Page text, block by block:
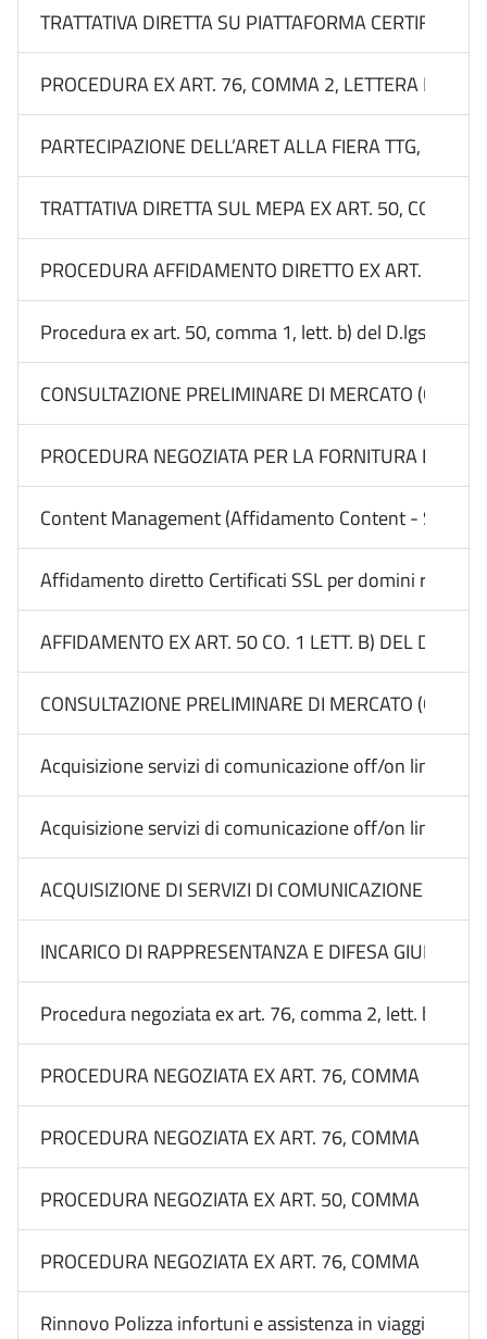
TRATTATIVA DIRETTA SU PIATTAFORMA
PROCEDURA EX ART. 76, COMMA 2, LETTERA B)
PARTECIPAZIONE DELL’ARET ALLA FIERA TTG,
TRATTATIVA DIRETTA SUL MEPA EX ART. 50,
PROCEDURA AFFIDAMENTO DIRETTO EX ART. 50,
Procedura ex art. 50, comma 1, lett. b) del D.lgs. n.
CONSULTAZIONE PRELIMINARE DI MERCATO
PROCEDURA NEGOZIATA PER LA FORNITURA DEL
Content Management (Affidamento Content - Sito) -
Affidamento diretto Certificati SSL per domini
AFFIDAMENTO EX ART. 50 CO. 1 LETT. B) DEL
CONSULTAZIONE PRELIMINARE DI MERCATO
Acquisizione servizi di comunicazione off/on line
Acquisizione servizi di comunicazione off/on line
ACQUISIZIONE DI SERVIZI DI COMUNICAZIONE ON
INCARICO DI RAPPRESENTANZA E DIFESA
Procedura negoziata ex art. 76, comma 2, lett. b) n.
PROCEDURA NEGOZIATA EX ART. 76, COMMA 2,
PROCEDURA NEGOZIATA EX ART. 76, COMMA 2,
PROCEDURA NEGOZIATA EX ART. 50, COMMA 1,
PROCEDURA NEGOZIATA EX ART. 76, COMMA 2,
Rinnovo Polizza infortuni e assistenza in viaggio dip.